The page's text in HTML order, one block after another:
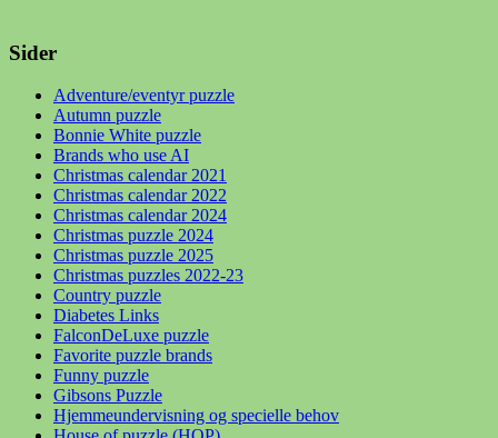
Sider
Adventure/eventyr puzzle
Autumn puzzle
Bonnie White puzzle
Brands who use AI
Christmas calendar 2021
Christmas calendar 2022
Christmas calendar 2024
Christmas puzzle 2024
Christmas puzzle 2025
Christmas puzzles 2022-23
Country puzzle
Diabetes Links
FalconDeLuxe puzzle
Favorite puzzle brands
Funny puzzle
Gibsons Puzzle
Hjemmeundervisning og specielle behov